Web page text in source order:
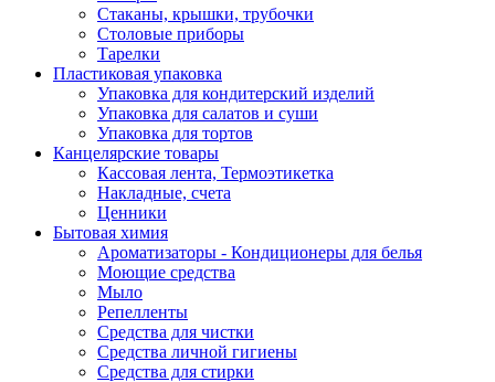
Стаканы, крышки, трубочки
Столовые приборы
Тарелки
Пластиковая упаковка
Упаковка для кондитерский изделий
Упаковка для салатов и суши
Упаковка для тортов
Канцелярские товары
Кассовая лента, Термоэтикетка
Накладные, счета
Ценники
Бытовая химия
Ароматизаторы - Кондиционеры для белья
Моющие средства
Мыло
Репелленты
Средства для чистки
Средства личной гигиены
Средства для стирки